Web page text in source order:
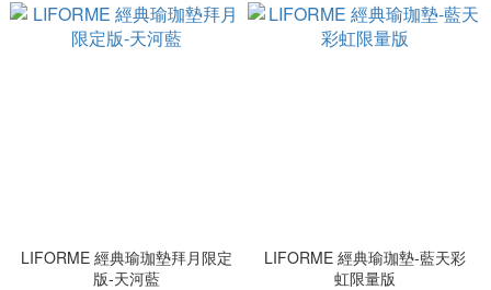
LIFORME 經典瑜珈墊拜月限定
版-天河藍
LIFORME 經典瑜珈墊-藍天彩
虹限量版